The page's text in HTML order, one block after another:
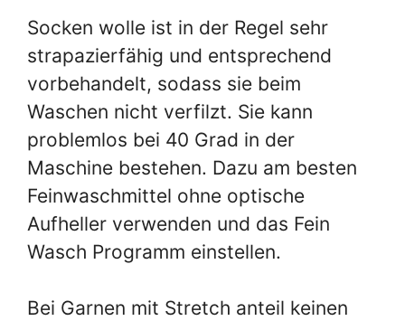
Socken wolle ist in der Regel sehr
strapazierfähig und entsprechend
vorbehandelt, sodass sie beim
Waschen nicht verfilzt. Sie kann
problemlos bei 40 Grad in der
Maschine bestehen. Dazu am besten
Feinwaschmittel ohne optische
Aufheller verwenden und das Fein
Wasch Programm einstellen.
Bei Garnen mit Stretch anteil keinen